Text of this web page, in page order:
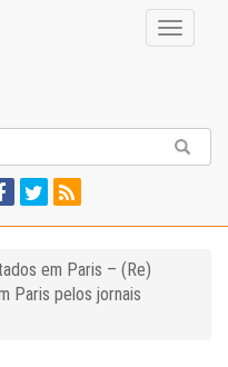
Toggle
em Paris – (Re)
Paris pelos jornais